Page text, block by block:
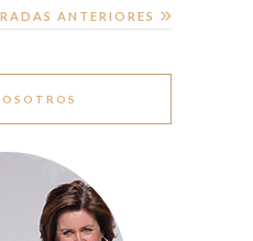
ANTERIORES